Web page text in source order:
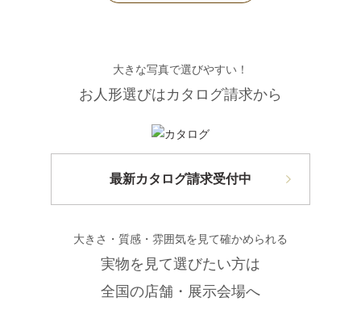
大きな写真で選びやすい！
お人形選びはカタログ請求から
最新カタログ請求受付中
大きさ・質感・雰囲気を見て確かめられる
実物を見て選びたい方は
全国の店舗・展示会場へ